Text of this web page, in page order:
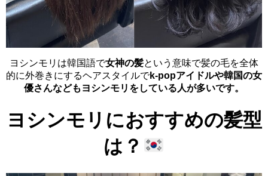
ヨシンモリは韓国語で女神の髪という意味で髪の毛を全体
的に外巻きにするヘアスタイルでk-popアイドルや韓国の女
優さんなどもヨシンモリをしている人が多いです。
ヨシンモリにおすすめの髪型
は？